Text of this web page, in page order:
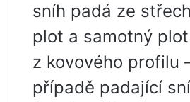
sníh padá ze
plot a samotný
z kovového profilu
případě padající